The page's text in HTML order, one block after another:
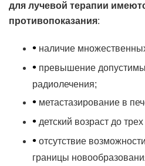
для лучевой терапии
противопоказания:
• наличие
• превышение
радиолечения;
• метастазирование в
• детский возраст до трех
• отсутствие
границы